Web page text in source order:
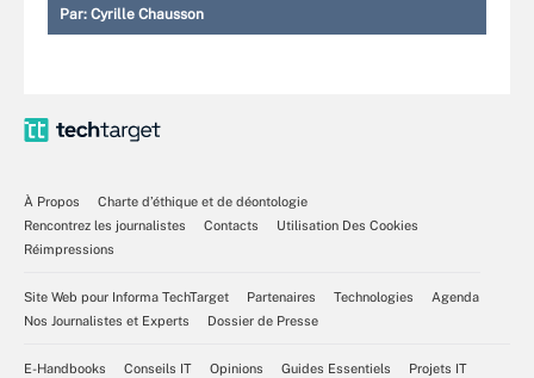
Par: Cyrille Chausson
À Propos
Charte d’éthique et de déontologie
Rencontrez les journalistes
Contacts
Utilisation Des Cookies
Réimpressions
Site Web pour Informa TechTarget Partenaires Technologies
Agenda
Nos Journalistes et Experts
Dossier de Presse
E-Handbooks Conseils IT Opinions Guides Essentiels Projets IT